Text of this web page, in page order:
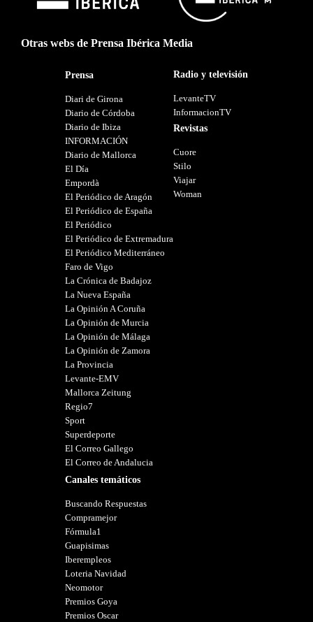
Otras webs de Prensa Ibérica Media
Prensa
Diari de Girona
Diario de Córdoba
Diario de Ibiza
INFORMACIÓN
Diario de Mallorca
El Día
Empordà
El Periódico de Aragón
El Periódico de España
El Periódico
El Periódico de Extremadura
El Periódico Mediterráneo
Faro de Vigo
La Crónica de Badajoz
La Nueva España
La Opinión A Coruña
La Opinión de Murcia
La Opinión de Málaga
La Opinión de Zamora
La Provincia
Levante-EMV
Mallorca Zeitung
Regio7
Sport
Superdeporte
El Correo Gallego
El Correo de Andalucia
Canales temáticos
Buscando Respuestas
Compramejor
Fórmula1
Guapisimas
Iberempleos
Loteria Navidad
Neomotor
Premios Goya
Premios Oscar
Radio y televisión
LevanteTV
InformacionTV
Revistas
Cuore
Stilo
Viajar
Woman